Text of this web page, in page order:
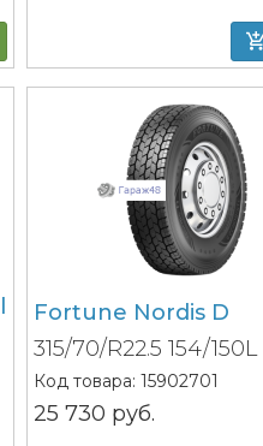
Fortune Nordis D
315/70/R22.5 154/150L
Код товара: 15902701
25 730 руб.